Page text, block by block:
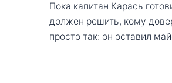
Пока капитан Карась
должен решить, кому
просто так: он оставил